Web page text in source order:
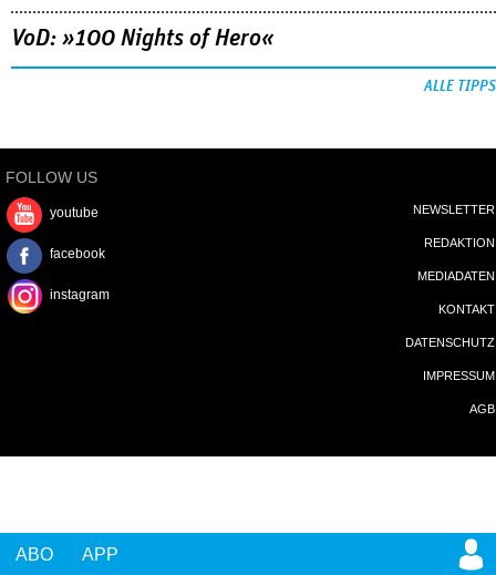
ABO APP
VoD: »100 Nights of Hero«
ALLE TIPPS
FOLLOW US
youtube
facebook
instagram
NEWSLETTER
REDAKTION
MEDIADATEN
KONTAKT
DATENSCHUTZ
IMPRESSUM
AGB